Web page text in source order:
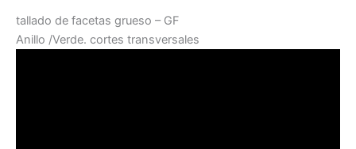
tallado de facetas grueso – GF
Anillo /Verde. cortes transversales